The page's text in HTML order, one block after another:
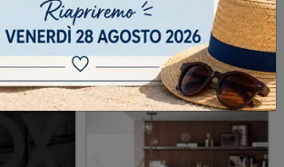
I NOSTRI CATALOGHI